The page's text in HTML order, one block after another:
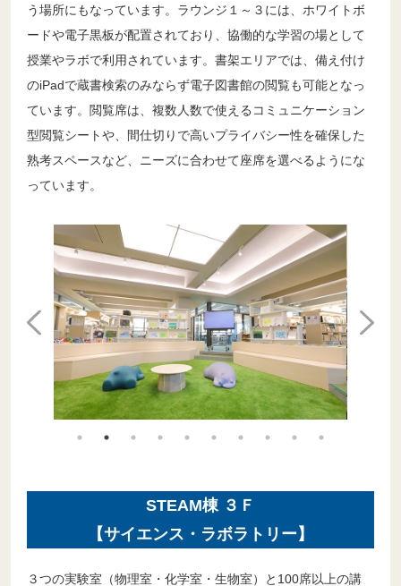
う場所にもなっています。ラウンジ１～３には、ホワイトボ
ードや電子黒板が配置されており、協働的な学習の場として
授業やラボで利用されています。書架エリアでは、備え付け
のiPadで蔵書検索のみならず電子図書館の閲覧も可能となっ
ています。閲覧席は、複数人数で使えるコミュニケーション
型閲覧シートや、間仕切りで高いプライバシー性を確保した
熟考スペースなど、ニーズに合わせて座席を選べるようにな
っています。
STEAM棟 ３Ｆ
【サイエンス・ラボラトリー】
３つの実験室（物理室・化学室・生物室）と100席以上の講